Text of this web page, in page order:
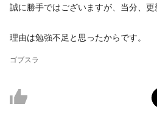
誠に勝手ではございますが、当分、更
理由は勉強不足と思ったからです。
ゴブスラ